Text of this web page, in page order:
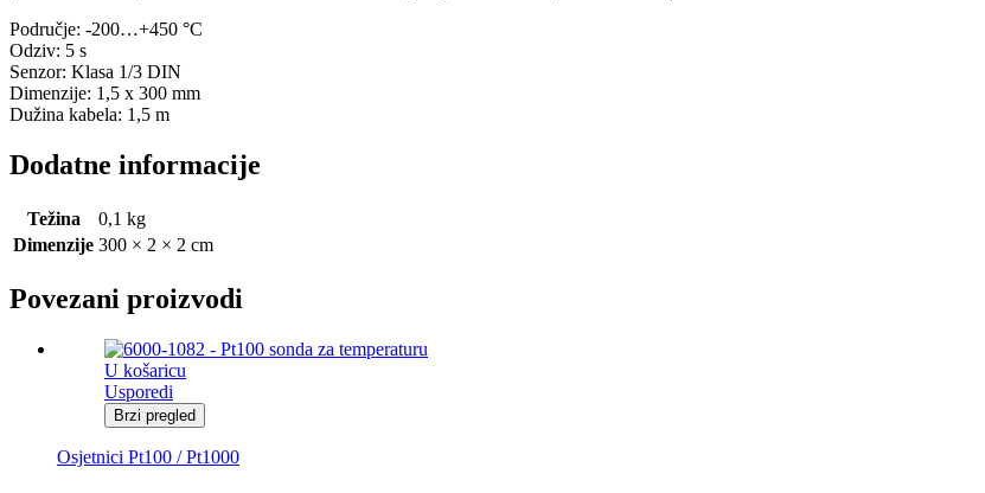
Područje: -200…+450 °C
Odziv: 5 s
Senzor: Klasa 1/3 DIN
Dimenzije: 1,5 x 300 mm
Dužina kabela: 1,5 m
Dodatne informacije
Težina
0,1 kg
Dimenzije 300 × 2 × 2 cm
Povezani proizvodi
U košaricu
Usporedi
Brzi pregled
Osjetnici Pt100 / Pt1000